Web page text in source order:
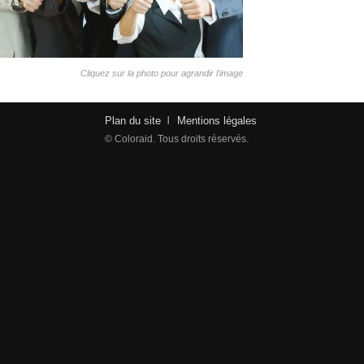
Cliquez sur la photo pour agrandir l'image
Plan du site Mentions légales
© Coloraid. Tous droits réservés.